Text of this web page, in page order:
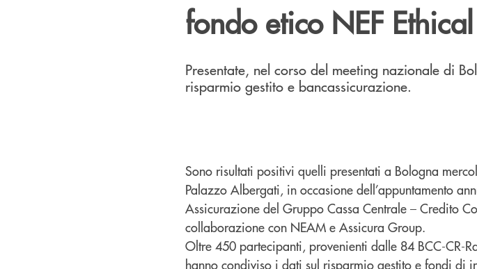
fondo etico NEF
Presentate, nel corso del meeting nazionale di
risparmio gestito e bancassicurazione.
Sono risultati positivi quelli presentati a Bologna
Palazzo Albergati, in occasione dell’appuntamento
Assicurazione del Gruppo Cassa Centrale – Credito
collaborazione con NEAM e Assicura Group.
Oltre 450 partecipanti, provenienti dalle 84 BCC-CR-
hanno condiviso i dati sul risparmio gestito e fondi di